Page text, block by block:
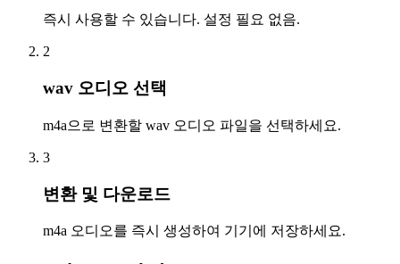
즉시 사용할 수 있습니다. 설정 필요 없음.
2
wav 오디오 선택
m4a으로 변환할 wav 오디오 파일을 선택하세요.
3
변환 및 다운로드
m4a 오디오를 즉시 생성하여 기기에 저장하세요.